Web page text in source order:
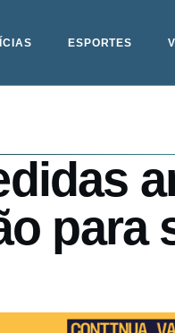
ESPORTES
para